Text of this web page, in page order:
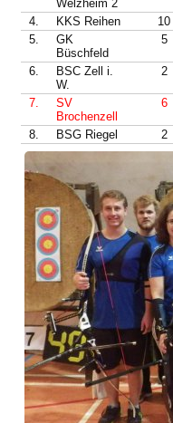
Welzheim 2
4. KKS Reihen
10
5.
GK
Büschfeld
5
6.
BSC Zell i.
W.
2
7.
SV
Brochenzell
6
8. BSG Riegel 2